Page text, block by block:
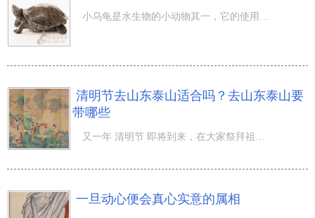
清明节去山东泰山适合吗？去山东泰山要
带哪些
一旦动心便会真心实意的属相